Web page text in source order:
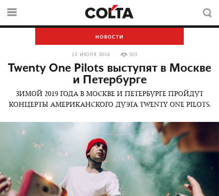
НОВОСТИ
13 ИЮЛЯ 2018 503
Twenty One Pilots выступят в Москве
и Петербурге
ЗИМОЙ 2019 ГОДА В МОСКВЕ И ПЕТЕРБУРГЕ ПРОЙДУТ
КОНЦЕРТЫ АМЕРИКАНСКОГО ДУЭТА TWENTY ONE PILOTS.